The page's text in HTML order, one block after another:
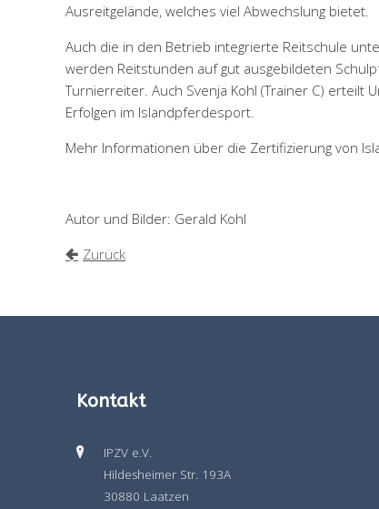
Ausreitgelände, welches viel Abwechslung bietet.
Auch die in den Betrieb integrierte Reitschule
werden Reitstunden auf gut ausgebildeten
Turnierreiter. Auch Svenja Kohl (Trainer C)
Erfolgen im Islandpferdesport.
Mehr Informationen über die Zertifizierung von
Autor und Bilder: Gerald Kohl
Zurück
Kontakt
IPZV e.V.
Hildesheimer Str. 193A
30880 Laatzen